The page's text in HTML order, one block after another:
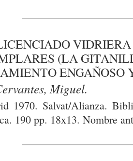
(LA
ENGAÑOSO
Miguel.
1970. Salvat/Alianza.
190 pp. 18x13. Nombre